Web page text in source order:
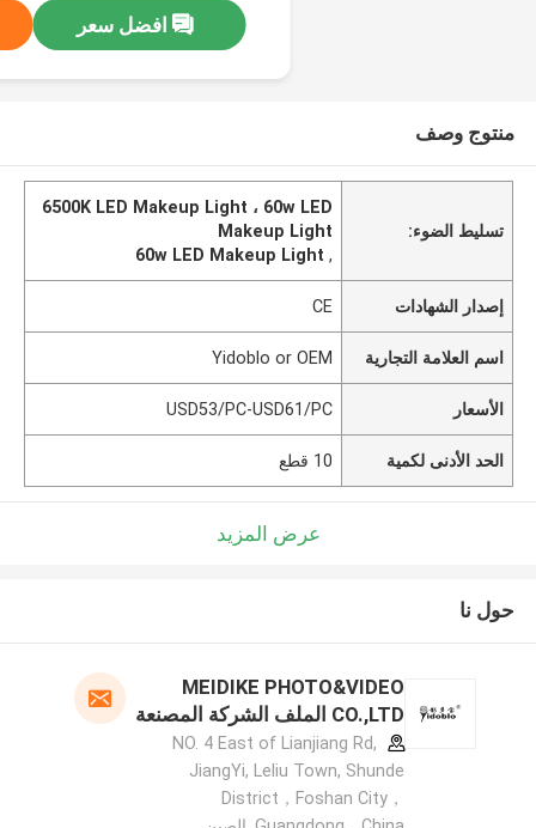
افضل سعر
منتوج وصف
تسليط الضوء:
6500K LED Makeup Light ، 60w LED
Makeup Light
,
60w LED Makeup Light
إصدار الشهادات CE
اسم العلامة التجارية Yidoblo or OEM
الأسعار USD53/PC-USD61/PC
الحد الأدنى لكمية 10 قطع
عرض المزيد
حول نا
MEIDIKE PHOTO&VIDEO
CO.,LTD الملف الشركة المصنعة
NO. 4 East of Lianjiang Rd,
JiangYi, Leliu Town, Shunde
District，Foshan City，